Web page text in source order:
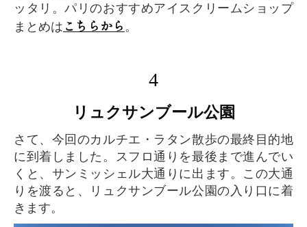
ッタリ。パリのおすすめアイスクリームショップ
まとめは こちらから 。
4
リュクサンブール公園
さて、今回のカルチエ・ラタン散歩の最終目的地
に到着しました。スフロ通りを最後まで進んでい
くと、サンミッシェル大通りに出ます。この大通
りを渡ると、リュクサンブール公園の入り口に着
きます。